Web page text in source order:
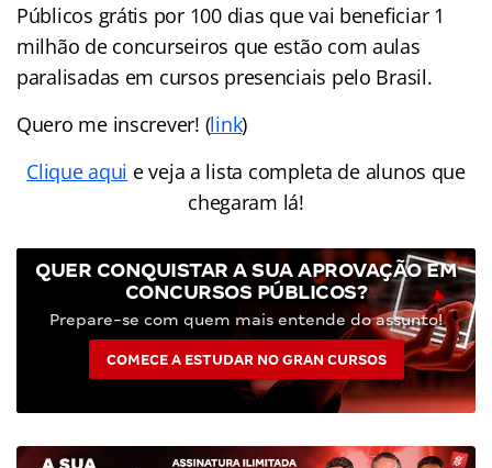
Públicos grátis por 100 dias que vai beneficiar 1
milhão de concurseiros que estão com aulas
paralisadas em cursos presenciais pelo Brasil.
Quero me inscrever! (link)
Clique aqui e veja a lista completa de alunos que
chegaram lá!
QUER CONQUISTAR A SUA APROVAÇÃO EM
CONCURSOS PÚBLICOS?
Prepare-se com quem mais entende do assunto!
COMECE A ESTUDAR NO GRAN CURSOS